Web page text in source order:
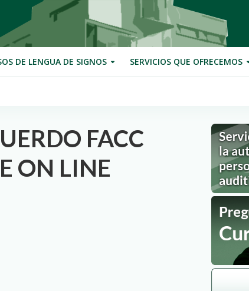
DE LENGUA DE SIGNOS SERVICIOS QUE OFRECEMOS
FACC
ON LINE